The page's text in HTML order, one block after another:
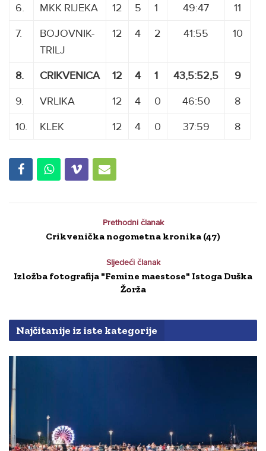
6. MKK RIJEKA 12 5 1 49:47
11
7.
BOJOVNIK-
TRILJ
12 4 2 41:55 10
8. CRIKVENICA 12 4 1 43,5:52,5
9
9.
VRLIKA 12 4 0 46:50
8
10.
KLEK 12 4 0 37:59 8
Prethodni članak
Crikvenička nogometna kronika (47)
Sljedeći članak
Izložba fotografija "Femine maestose" Istoga Duška
Žorža
Najčitanije iz iste kategorije